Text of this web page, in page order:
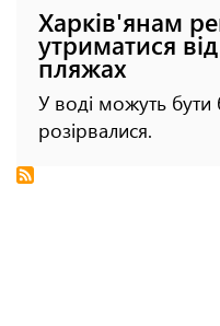
Харків'янам
утриматися
пляжах
У воді можуть
розірвалися.